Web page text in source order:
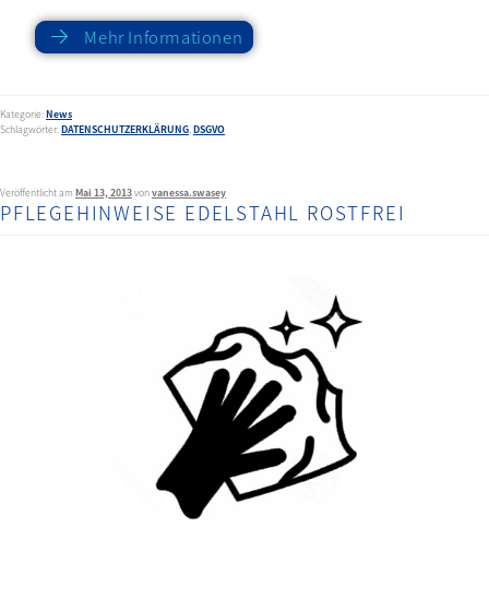
Mehr Informationen
Kategorie:News
Schlagwörter:DATENSCHUTZERKLÄRUNG,DSGVO
Veröffentlicht am Mai 13, 2013vonvanessa.swasey
PFLEGEHINWEISE EDELSTAHL ROSTFREI